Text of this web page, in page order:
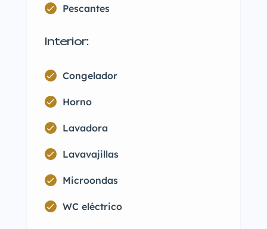
Pescantes
Interior:
Congelador
Horno
Lavadora
Lavavajillas
Microondas
WC eléctrico